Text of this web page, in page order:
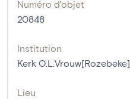
Numéro d'objet
20848
Institution
Kerk O.L.Vrouw[Rozebeke]
Lieu